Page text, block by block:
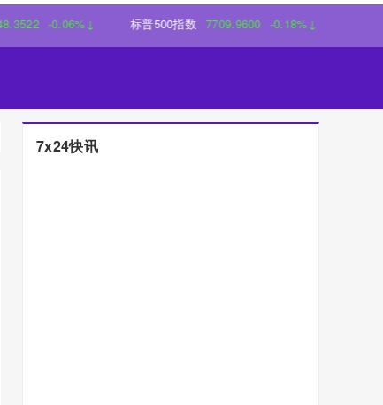
-0.06%↓ 标普500指数 7709.9600 -0.18%↓
7x24快讯